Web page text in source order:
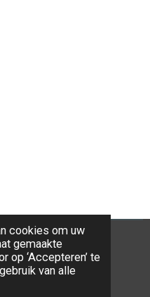
cookies om uw
gemaakte
op ‘Accepteren’ te
van alle